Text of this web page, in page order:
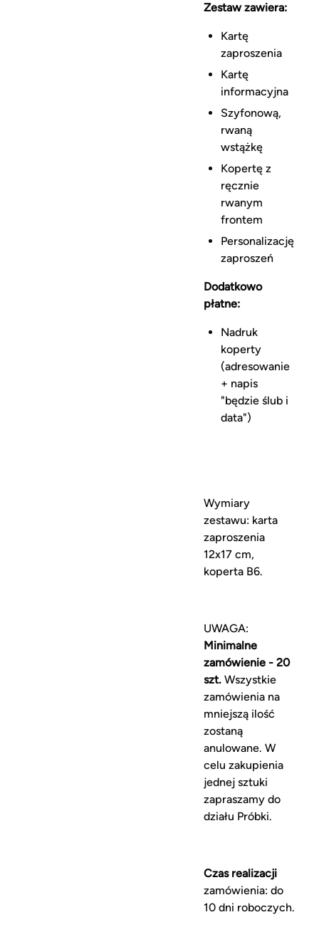
Zestaw zawiera:
Kartę
zaproszenia
Kartę
informacyjna
Szyfonową,
rwaną
wstążkę
Kopertę z
ręcznie
rwanym
frontem
Personalizację
zaproszeń
Dodatkowo
płatne:
Nadruk
koperty
(adresowanie
+ napis
"będzie ślub i
data")
Wymiary
zestawu: karta
zaproszenia
12x17 cm,
koperta B6.
UWAGA:
Minimalne
zamówienie - 20
szt. Wszystkie
zamówienia na
mniejszą ilość
zostaną
anulowane. W
celu zakupienia
jednej sztuki
zapraszamy do
działu Próbki.
Czas realizacji
zamówienia: do
10 dni roboczych.